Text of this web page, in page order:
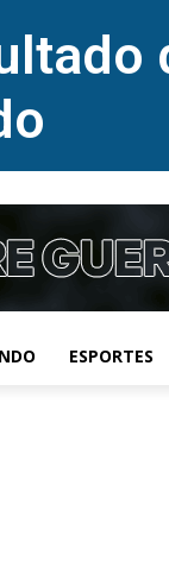
ESPORTES